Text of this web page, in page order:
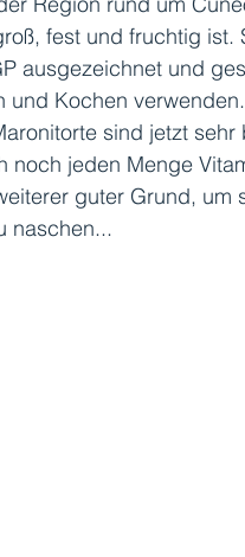
fest und fruchtig ist.
ausgezeichnet und
und Kochen
sind jetzt
noch jeden Menge
guter Grund, um
naschen...